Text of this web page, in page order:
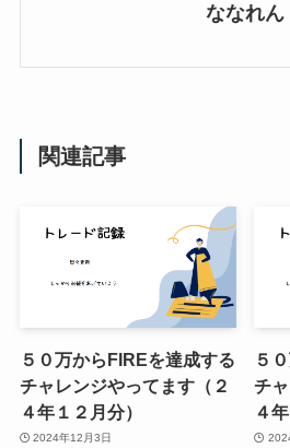
ななれん
関連記事
５０万からFIREを達成する
チャレンジやってます（２
４年１２月分）
2024年12月3日
５
チ
４